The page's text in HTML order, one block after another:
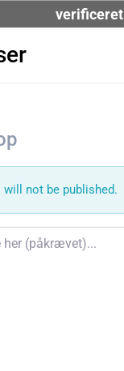
verificeret
not be published.